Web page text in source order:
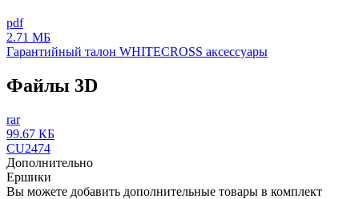
pdf
2.71 МБ
Гарантийный талон WHITECROSS аксессуары
Файлы 3D
rar
99.67 КБ
CU2474
Дополнительно
Ершики
Вы можете добавить дополнительные товары в комплект